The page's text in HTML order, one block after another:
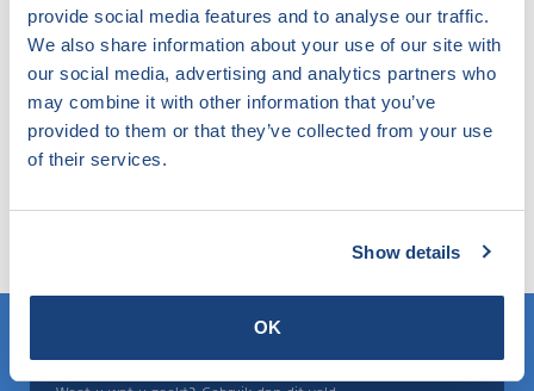
provide social media features and to analyse our traffic.
We also share information about your use of our site with
our social media, advertising and analytics partners who
may combine it with other information that you’ve
provided to them or that they’ve collected from your use
of their services.
Show details
OK
Download document
Niet gevonden wat u zocht?
website op elk gewenst onderwerp en komt u te
weten wat SKG-IKOB hierbinnen doet en weet.